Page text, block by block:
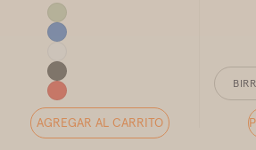
AGREGAR AL CARRITO